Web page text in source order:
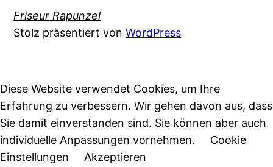
Friseur Rapunzel
Stolz präsentiert vonWordPress
Diese Website verwendet Cookies, um Ihre
Erfahrung zu verbessern. Wir gehen davon aus, dass
Sie damit einverstanden sind. Sie können aber auch
individuelle Anpassungen vornehmen.
Cookie
Einstellungen
Akzeptieren